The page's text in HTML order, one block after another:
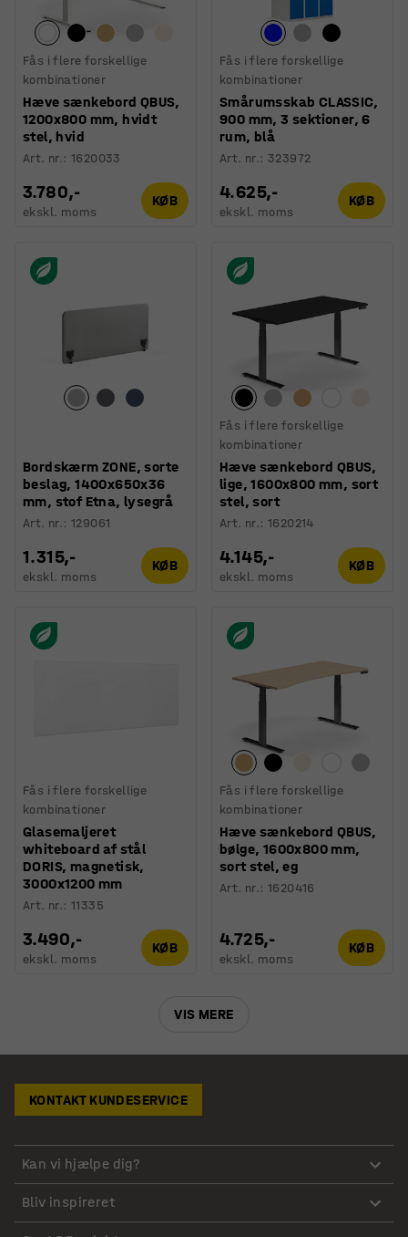
Fås i flere forskellige
kombinationer
Hæve sænkebord QBUS,
1200x800 mm, hvidt
stel, hvid
Art. nr.:1620033
3.780,-
ekskl. moms
KØB
Fås i flere forskellige
kombinationer
Smårumsskab CLASSIC,
900 mm, 3 sektioner, 6
rum, blå
Art. nr.: 323972
4.625,-
ekskl. moms
KØB
Bordskærm ZONE, sorte
beslag, 1400x650x36
mm, stof Etna, lysegrå
Art. nr.:129061
1.315,-
ekskl. moms
KØB
Fås i flere forskellige
kombinationer
Hæve sænkebord QBUS,
lige, 1600x800 mm, sort
stel, sort
Art. nr.:1620214
4.145,-
ekskl. moms
KØB
Fås i flere forskellige
kombinationer
Glasemaljeret
whiteboard af stål
DORIS, magnetisk,
3000x1200 mm
Art. nr.:11335
3.490,-
ekskl. moms
KØB
Fås i flere forskellige
kombinationer
Hæve sænkebord QBUS,
bølge, 1600x800 mm,
sort stel, eg
Art. nr.:1620416
4.725,-
ekskl. moms
KØB
VIS MERE
KONTAKT KUNDESERVICE
Kan vi hjælpe dig?
Bliv inspireret